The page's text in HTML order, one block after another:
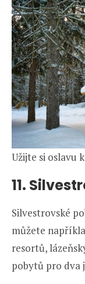
Užijte si oslavu
11.
Silvestrovské
můžete
resortů,
pobytů pro dva